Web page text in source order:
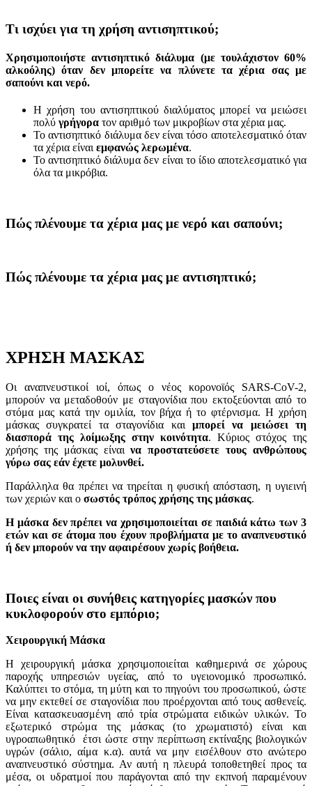
Τι ισχύει για τη χρήση αντισηπτικού;
Χρησιμοποιήστε αντισηπτικό διάλυμα (με τουλάχιστον 60%
αλκοόλης) όταν δεν μπορείτε να πλύνετε τα χέρια σας με
σαπούνι και νερό.
Η χρήση του αντισηπτικού διαλύματος μπορεί να μειώσει
πολύ γρήγορα τον αριθμό των μικροβίων στα χέρια μας.
Το αντισηπτικό διάλυμα δεν είναι τόσο αποτελεσματικό όταν
τα χέρια είναι εμφανώς λερωμένα.
Το αντισηπτικό διάλυμα δεν είναι το ίδιο αποτελεσματικό για
όλα τα μικρόβια.
Πώς πλένουμε τα χέρια μας με νερό και σαπούνι;
Πώς πλένουμε τα χέρια μας με αντισηπτικό;
ΧΡΗΣΗ ΜΑΣΚΑΣ
Οι αναπνευστικοί ιοί, όπως ο νέος κορονοϊός SARS-CoV-2,
μπορούν να μεταδοθούν με σταγονίδια που εκτοξεύονται από το
στόμα μας κατά την ομιλία, τον βήχα ή το φτέρνισμα. Η χρήση
μάσκας συγκρατεί τα σταγονίδια και μπορεί να μειώσει τη
διασπορά της λοίμωξης στην κοινότητα. Κύριος στόχος της
χρήσης της μάσκας είναινα προστατεύσετε τους ανθρώπους
γύρω σας εάν έχετε μολυνθεί.
Παράλληλα θα πρέπει να τηρείται η φυσική απόσταση, η υγιεινή
των χεριών και ο σωστός τρόπος χρήσης της μάσκας.
H μάσκα δεν πρέπει να χρησιμοποιείται σε παιδιά κάτω των 3
ετών και σε άτομα που έχουν προβλήματα με το αναπνευστικό
ή δεν μπορούν να την αφαιρέσουν χωρίς βοήθεια.
Ποιες είναι οι συνήθεις κατηγορίες μασκών που
κυκλοφορούν στο εμπόριο;
Χειρουργική Μάσκα
Η χειρουργική μάσκα χρησιμοποιείται καθημερινά σε χώρους
παροχής υπηρεσιών υγείας, από το υγειονομικό προσωπικό.
Καλύπτει το στόμα, τη μύτη και το πηγούνι του προσωπικού, ώστε
να μην εκτεθεί σε σταγονίδια που προέρχονται από τους ασθενείς.
Είναι κατασκευασμένη από τρία στρώματα ειδικών υλικών. Το
εξωτερικό στρώμα της μάσκας (το χρωματιστό) είναι και
υγροαπωθητικό έτσι ώστε στην περίπτωση εκτίναξης βιολογικών
υγρών (σάλιο, αίμα κ.α). αυτά να μην εισέλθουν στο ανώτερο
αναπνευστικό σύστημα. Αν αυτή η πλευρά τοποθετηθεί προς τα
μέσα, οι υδρατμοί που παράγονται από την εκπνοή παραμένουν